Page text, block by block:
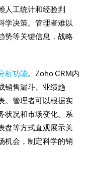
人工统计和经验判
学决策。管理者难以
势等关键信息，战略
析功能。Zoho CRM内
销售漏斗、业绩趋
。管理者可以根据实
状况和市场变化。系
盘等方式直观展示关
机会，制定科学的销